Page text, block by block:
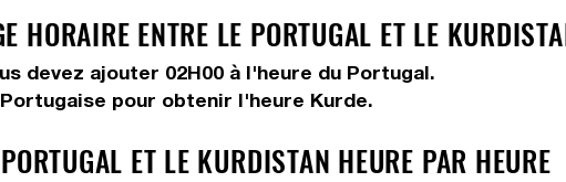
HORAIRE ENTRE LE PORTUGAL ET LE
devez ajouter 02H00 à l'heure du Portugal.
pour obtenir l'heure Kurde.
ET LE KURDISTAN HEURE PAR HEURE